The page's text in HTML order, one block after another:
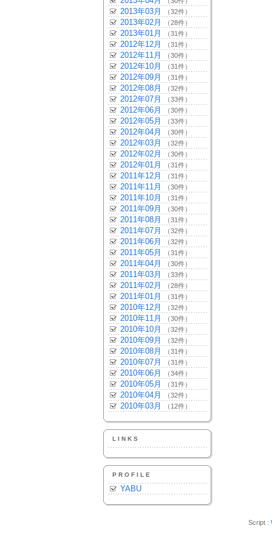
2013年03月 （32件）
2013年02月 （28件）
2013年01月 （31件）
2012年12月 （31件）
2012年11月 （30件）
2012年10月 （31件）
2012年09月 （31件）
2012年08月 （32件）
2012年07月 （33件）
2012年06月 （30件）
2012年05月 （33件）
2012年04月 （30件）
2012年03月 （32件）
2012年02月 （30件）
2012年01月 （31件）
2011年12月 （31件）
2011年11月 （30件）
2011年10月 （31件）
2011年09月 （30件）
2011年08月 （31件）
2011年07月 （32件）
2011年06月 （32件）
2011年05月 （31件）
2011年04月 （30件）
2011年03月 （33件）
2011年02月 （28件）
2011年01月 （31件）
2010年12月 （32件）
2010年11月 （30件）
2010年10月 （32件）
2010年09月 （32件）
2010年08月 （31件）
2010年07月 （31件）
2010年06月 （34件）
2010年05月 （31件）
2010年04月 （32件）
2010年03月 （12件）
LINKS
PROFILE
YABU
Script :